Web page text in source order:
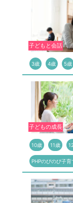
子どもと会話
3歳 4歳 5歳
子どもの成長
10歳 11歳
PHPのびのび子育